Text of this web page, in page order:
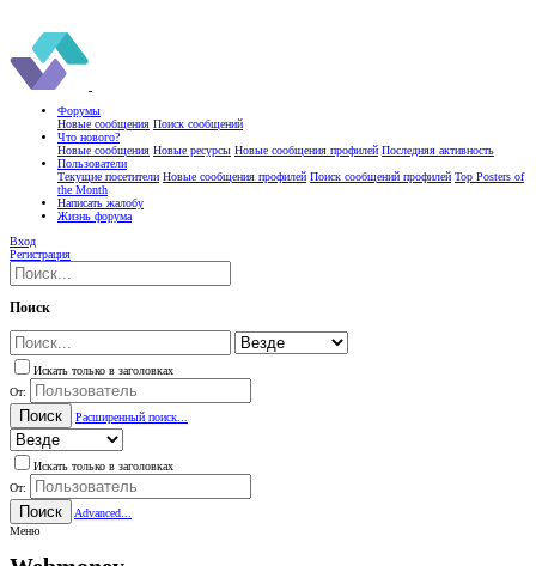
Форумы
Новые сообщения Поиск сообщений
Что нового?
Новые сообщения Новые ресурсы Новые сообщения профилей Последняя активность
Пользователи
Текущие посетители Новые сообщения профилей Поиск сообщений профилей Top Posters of
the Month
Написать жалобу
Жизнь форума
Вход
Регистрация
Поиск
Искать только в заголовках
От:
Поиск Расширенный поиск...
Искать только в заголовках
От:
Поиск
Advanced...
Меню